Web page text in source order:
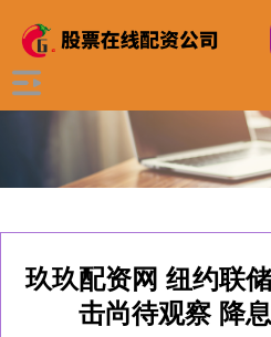
玖玖配资网 纽约联
击尚待观察 降